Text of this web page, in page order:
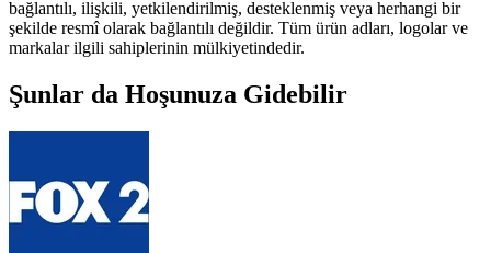
bağlantılı, ilişkili, yetkilendirilmiş, desteklenmiş veya herhangi bir
şekilde resmî olarak bağlantılı değildir. Tüm ürün adları, logolar ve
markalar ilgili sahiplerinin mülkiyetindedir.
Şunlar da Hoşunuza Gidebilir